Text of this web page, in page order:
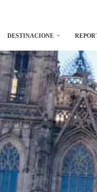
DESTINACIONE